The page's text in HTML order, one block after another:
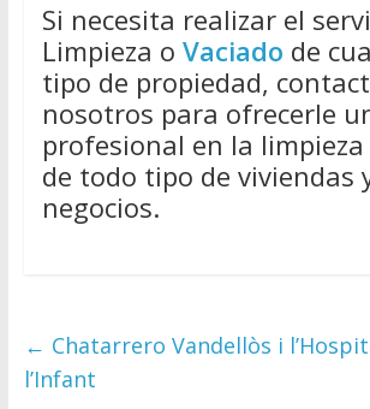
Si necesita realizar el
Limpieza o Vaciado de
tipo de propiedad,
nosotros para ofrecerle
profesional en la limpieza
de todo tipo de viviendas
negocios.
← Chatarrero Vandellòs i
l’Infant